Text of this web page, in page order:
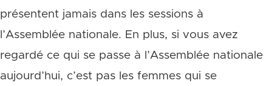
présentent jamais dans les sessions à
l’Assemblée nationale. En plus, si vous avez
regardé ce qui se passe à l’Assemblée nationale
aujourd’hui, c’est pas les femmes qui se